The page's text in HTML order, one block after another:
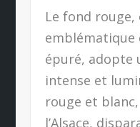
Le fond rouge,
emblématique
épuré, adopte
intense et
rouge et
l’Alsace,